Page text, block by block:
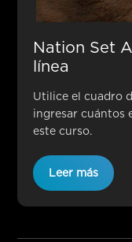
Nation Set
línea
Utilice el cuadro
ingresar cuántos
este curso.
Leer más